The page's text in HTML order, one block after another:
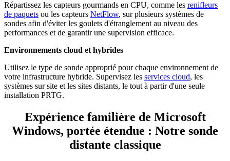
Répartissez les capteurs gourmands en CPU, comme les renifleurs
de paquets ou les capteurs NetFlow, sur plusieurs systèmes de
sondes afin d'éviter les goulets d'étranglement au niveau des
performances et de garantir une supervision efficace.
Environnements cloud et hybrides
Utilisez le type de sonde approprié pour chaque environnement de
votre infrastructure hybride. Supervisez les services cloud, les
systèmes sur site et les sites distants, le tout à partir d'une seule
installation PRTG.
Expérience familière de Microsoft
Windows, portée étendue : Notre sonde
distante classique